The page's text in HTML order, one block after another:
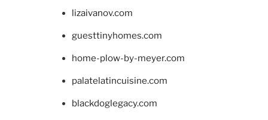
lizaivanov.com
guesttinyhomes.com
home-plow-by-meyer.com
palatelatincuisine.com
blackdoglegacy.com